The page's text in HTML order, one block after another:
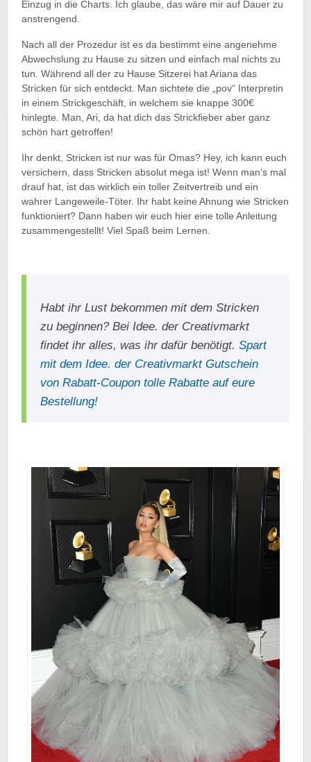
Einzug in die Charts. Ich glaube, das wäre mir auf Dauer zu
anstrengend.
Nach all der Prozedur ist es da bestimmt eine angenehme
Abwechslung zu Hause zu sitzen und einfach mal nichts zu
tun. Während all der zu Hause Sitzerei hat Ariana das
Stricken für sich entdeckt. Man sichtete die „pov“ Interpretin
in einem Strickgeschäft, in welchem sie knappe 300€
hinlegte. Man, Ari, da hat dich das Strickfieber aber ganz
schön hart getroffen!
Ihr denkt, Stricken ist nur was für Omas? Hey, ich kann euch
versichern, dass Stricken absolut mega ist! Wenn man’s mal
drauf hat, ist das wirklich ein toller Zeitvertreib und ein
wahrer Langeweile-Töter. Ihr habt keine Ahnung wie Stricken
funktioniert? Dann haben wir euch hier eine tolle Anleitung
zusammengestellt! Viel Spaß beim Lernen.
Habt ihr Lust bekommen mit dem Stricken
zu beginnen? Bei Idee. der Creativmarkt
findet ihr alles, was ihr dafür benötigt.Spart
mit dem Idee. der Creativmarkt Gutschein
von Rabatt-Coupon tolle Rabatte auf eure
Bestellung!